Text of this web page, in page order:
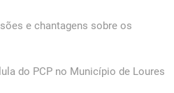
e chantagens sobre os
do PCP no Município de Loures